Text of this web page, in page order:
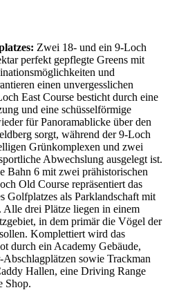
Zwei 18- und ein 9-Loch
perfekt gepflegte Greens mit
und
einen unvergesslichen
East Course besticht durch eine
und eine schüsselförmige
für Panoramablicke über den
sorgt, während der 9-Loch
Grünkomplexen und zwei
Abwechslung ausgelegt ist.
Bahn 6 mit zwei prähistorischen
Old Course repräsentiert das
Golfplatzes als Parklandschaft mit
drei Plätze liegen in einem
in dem primär die Vögel der
Komplettiert wird das
durch ein Academy Gebäude,
sowie Trackman
Hallen, eine Driving Range
Shop.